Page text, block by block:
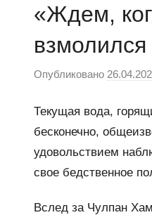
«Ждем,
Опубликовано
Текущая вода,
бесконечно,
удовольствием
свое бедственное
Вслед за Чулпан